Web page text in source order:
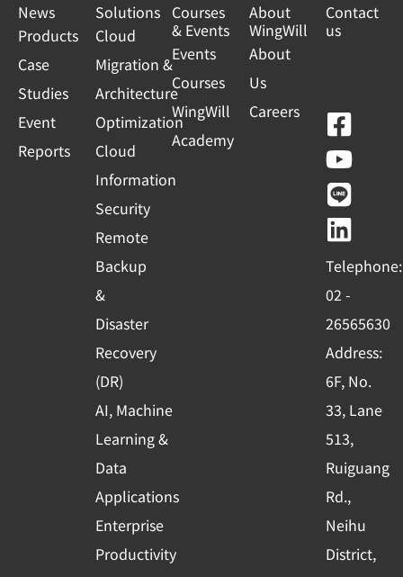
News
Products
Case
Studies
Event
Reports
Solutions
Cloud
Migration &
Architecture
Optimization
Cloud
Information
Security
Remote
Backup
&
Disaster
Recovery
(DR)
AI, Machine
Learning &
Data
Applications
Enterprise
Productivity
Courses
& Events
Events
Courses
WingWill
Academy
About
WingWill
About
Us
Careers
Contact
us
F
a
c
e
b
o
o
k
-
s
q
u
a
r
e
Y
o
u
t
u
b
e
L
i
n
e
L
i
n
k
e
d
i
n
Telephone:
02 -
26565630
Address:
6F, No.
33, Lane
513,
Ruiguang
Rd.,
Neihu
District,